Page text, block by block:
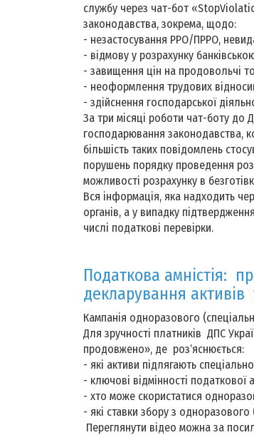
службу через чат-бот
законодавства, зокрема, щодо:
- незастосування РРО/ПРРО,
- відмову у розрахунку
- завищення цін на продовольчі
- неоформлення трудових
- здійснення господарської
За три місяці роботи чат-боту до
господарювання законодавства,
більшість таких повідомлень
порушень порядку проведення
можливості розрахунку в
Вся інформація, яка надходить
органів, а у випадку
числі податкові перевірки.
Податкова амністія:
декларування
Кампанія одноразового
Для зручності платників ДПС
продовжено», де розʼяснюється:
- які активи підлягають
- ключові відмінності податкової
- хто може скористатися
- які ставки збору з
Переглянути відео можна за